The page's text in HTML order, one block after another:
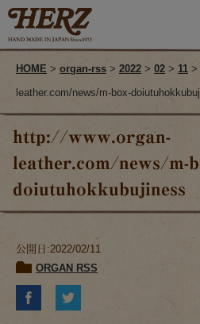
HOME > organ-rss > 2022 > 02 > 11 >
leather.com/news/m-box-
http://www.organ-
leather.com/news/m-
doiutuhokkubujiness
公開日:2022/02/11
ORGAN RSS